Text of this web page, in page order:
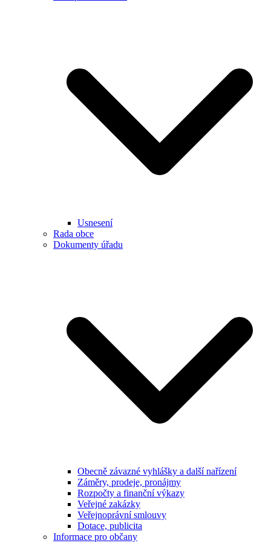
Usnesení
Rada obce
Dokumenty úřadu
Obecně závazné vyhlášky a další nařízení
Záměry, prodeje, pronájmy
Rozpočty a finanční výkazy
Veřejné zakázky
Veřejnoprávní smlouvy
Dotace, publicita
Informace pro občany